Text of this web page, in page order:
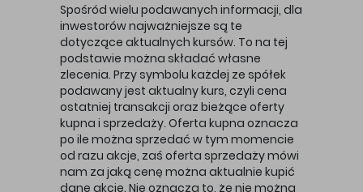
Spośród wielu podawanych informacji, dla
inwestorów najważniejsze są te
dotyczące aktualnych kursów. To na tej
podstawie można składać własne
zlecenia. Przy symbolu każdej ze spółek
podawany jest aktualny kurs, czyli cena
ostatniej transakcji oraz bieżące oferty
kupna i sprzedaży. Oferta kupna oznacza
po ile można sprzedać w tym momencie
od razu akcje, zaś oferta sprzedaży mówi
nam za jaką cenę można aktualnie kupić
dane akcje. Nie oznacza to, że nie można